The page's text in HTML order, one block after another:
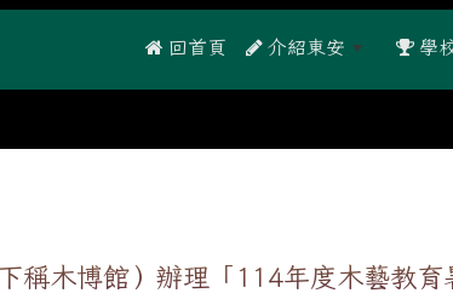
 回首頁 介紹東安 學
稱木博館）辦理「114年度木藝教育